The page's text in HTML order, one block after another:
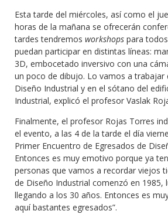
Esta tarde del miércoles, así como el
horas de la mañana se ofrecerán
tardes tendremos workshops para
puedan participar en distintas líneas:
3D, embocetado inversivo con una
un poco de dibujo. Lo vamos a trabajar
Diseño Industrial y en el sótano del
Industrial, explicó el profesor Vaslak
Finalmente, el profesor Rojas Torres
el evento, a las 4 de la tarde el día
Primer Encuentro de Egresados de
Entonces es muy emotivo porque ya
personas que vamos a recordar viejos
de Diseño Industrial comenzó en 1985,
llegando a los 30 años. Entonces es
aquí bastantes egresados”.